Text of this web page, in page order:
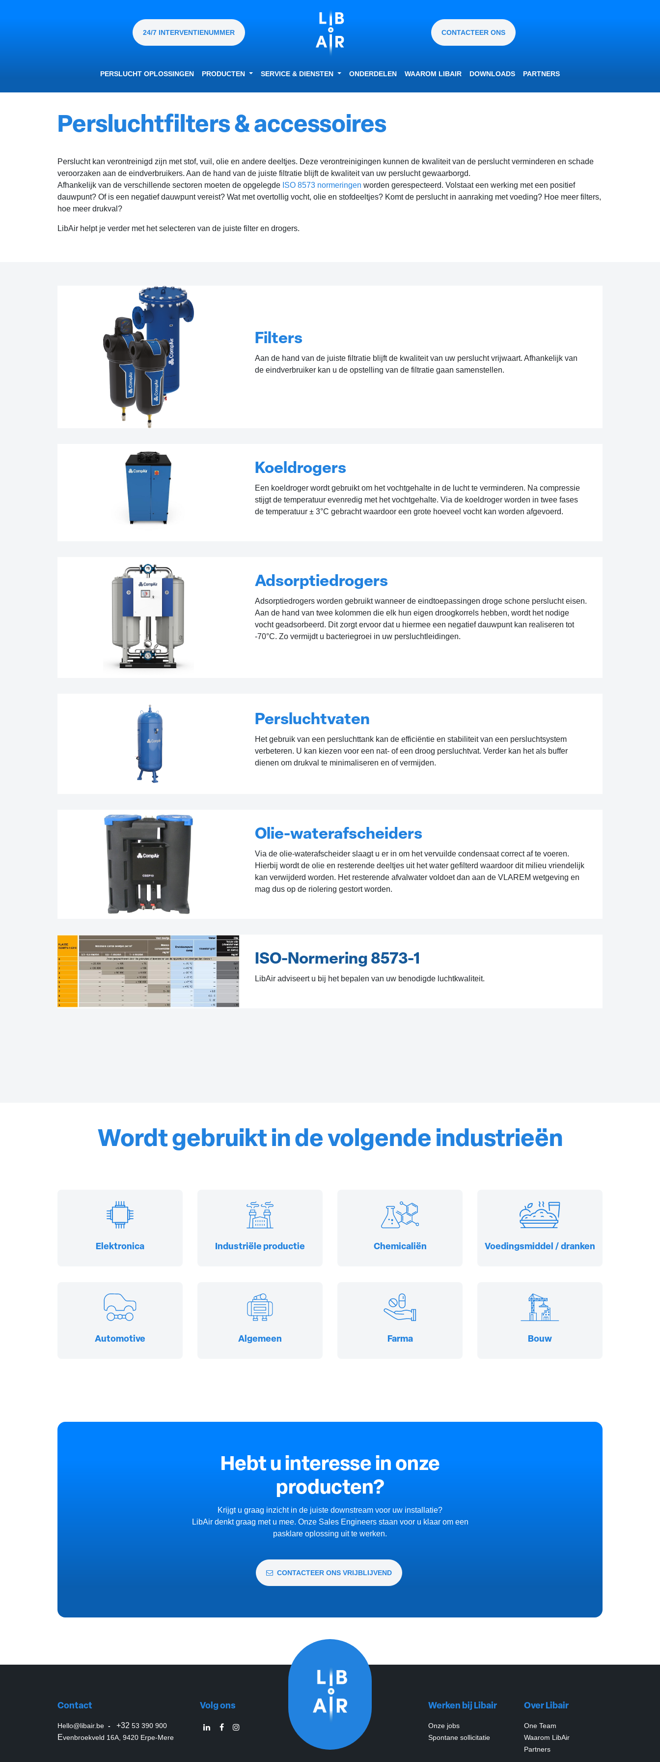
24/7 INTERVENTIENUMMER CONTACTEER ONS
PERSLUCHT OPLOSSINGEN PRODUCTEN SERVICE & DIENSTEN ONDERDELEN WAAROM LIBAIR DOWNLOADS PARTNERS
Persluchtfilters & accessoires
Perslucht kan verontreinigd zijn met stof, vuil, olie en andere deeltjes. Deze verontreinigingen kunnen de kwaliteit van de perslucht verminderen en schade
veroorzaken aan de eindverbruikers. Aan de hand van de juiste filtratie blijft de kwaliteit van uw perslucht gewaarborgd.
​Afhankelijk van de verschillende sectoren moeten de opgelegde ISO 8573 normeringen worden gerespecteerd. Volstaat een werking met een positief
dauwpunt? Of is een negatief dauwpunt vereist? Wat met overtollig vocht, olie en stofdeeltjes? Komt de perslucht in aanraking met voeding? Hoe meer filters,
hoe meer drukval?
LibAir helpt je verder met het selecteren van de juiste filter en drogers.
Filters
Aan de hand van de juiste filtratie blijft de kwaliteit van uw perslucht vrijwaart. Afhankelijk van
de eindverbruiker kan u de opstelling van de filtratie gaan samenstellen.
Koeldrogers
Een koeldroger wordt gebruikt om het vochtgehalte in de lucht te verminderen. Na compressie
stijgt de temperatuur evenredig met het vochtgehalte. Via de koeldroger worden in twee fases
de temperatuur ± 3°C gebracht waardoor een grote hoeveel vocht kan worden afgevoerd.
Adsorptiedrogers
Adsorptiedrogers worden gebruikt wanneer de eindtoepassingen droge schone perslucht eisen.
Aan de hand van twee kolommen die elk hun eigen droogkorrels hebben, wordt het nodige
vocht geadsorbeerd. Dit zorgt ervoor dat u hiermee een negatief dauwpunt kan realiseren tot
-70°C. Zo vermijdt u bacteriegroei in uw persluchtleidingen.
Persluchtvaten
Het gebruik van een persluchttank kan de efficiëntie en stabiliteit van een persluchtsystem
verbeteren. U kan kiezen voor een nat- of een droog persluchtvat. Verder kan het als buffer
dienen om drukval te minimaliseren en of vermijden.
Olie-waterafscheiders
Via de olie-waterafscheider slaagt u er in om het vervuilde condensaat correct af te voeren.
Hierbij wordt de olie en resterende deeltjes uit het water gefilterd waardoor dit milieu vriendelijk
kan verwijderd worden. Het resterende afvalwater voldoet dan aan de VLAREM wetgeving en
mag dus op de riolering gestort worden.
ISO-N​ormering 8573-1
LibAir adviseert u bij het bepalen van uw benodigde luchtkwaliteit.
Wordt gebruikt in de volgende industrieën
Elektronica Industriële productie Chemicaliën Voedingsmiddel / dranken
Automotive Algemeen Farma Bouw
Hebt u interesse in onze
producten?
Krijgt u graag inzicht in de juiste downstream voor uw installatie?
LibAir denkt graag met u mee. Onze Sales Engineers staan voor u klaar om een
pasklare oplossing uit te werken.
CONTACTEER ONS VRIJBLIJVEND
Contact
Hello@libair.be - +32 53 390 900
Evenbroekveld 16A, 9420 Erpe-Mere
Volg ons Werken bij Libair
Onze jobs
Spontane sollicitatie
Over Libair
One Team
Waarom LibAir
Partners